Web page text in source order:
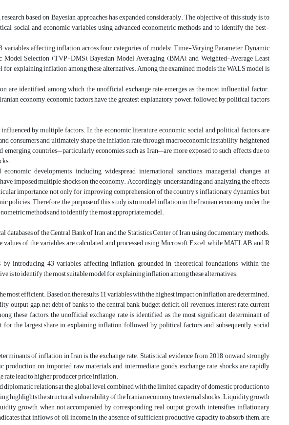
based on Bayesian approaches has expanded considerably. The objective of this study is to
social, and economic variables using advanced econometric methods and to identify the best-
affecting inflation across four categories of models: Time-Varying Parameter Dynamic
Selection (TVP-DMS), Bayesian Model Averaging (BMA), and Weighted-Average Least
explaining inflation among these alternatives. Among the examined models, the WALS model is
are identified, among which the unofficial exchange rate emerges as the most influential factor.
economy, economic factors have the greatest explanatory power, followed by political factors
by multiple factors. In the economic literature, economic, social, and political factors are
consumers and ultimately shape the inflation rate through macroeconomic instability, heightened
emerging countries—particularly economies such as Iran—are more exposed to such effects due to
developments, including widespread international sanctions, managerial changes at
imposed multiple shocks on the economy. Accordingly, understanding and analyzing the effects
importance, not only for improving comprehension of the country’s inflationary dynamics but
policies. Therefore, the purpose of this study is to model inflation in the Iranian economy under the
methods and to identify the most appropriate model.
of the Central Bank of Iran and the Statistics Center of Iran using documentary methods.
of the variables are calculated and processed using Microsoft Excel, while MATLAB and R
by introducing 43 variables affecting inflation, grounded in theoretical foundations, within the
to identify the most suitable model for explaining inflation among these alternatives.
efficient. Based on the results, 11 variables with the highest impact on inflation are determined.
output gap, net debt of banks to the central bank, budget deficit, oil revenues, interest rate, current
these factors, the unofficial exchange rate is identified as the most significant determinant of
the largest share in explaining inflation, followed by political factors and, subsequently, social
of inflation in Iran is the exchange rate. Statistical evidence from 2018 onward strongly
on imported raw materials and intermediate goods, exchange rate shocks are rapidly
rate lead to higher producer price inflation.
relations at the global level, combined with the limited capacity of domestic production to
highlights the structural vulnerability of the Iranian economy to external shocks. Liquidity growth
growth, when not accompanied by corresponding real output growth, intensifies inflationary
that inflows of oil income, in the absence of sufficient productive capacity to absorb them, are